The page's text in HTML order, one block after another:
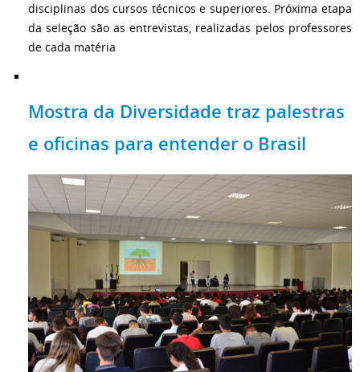
disciplinas dos cursos técnicos e superiores. Próxima etapa
da seleção são as entrevistas, realizadas pelos professores
de cada matéria
Mostra da Diversidade traz palestras
e oficinas para entender o Brasil